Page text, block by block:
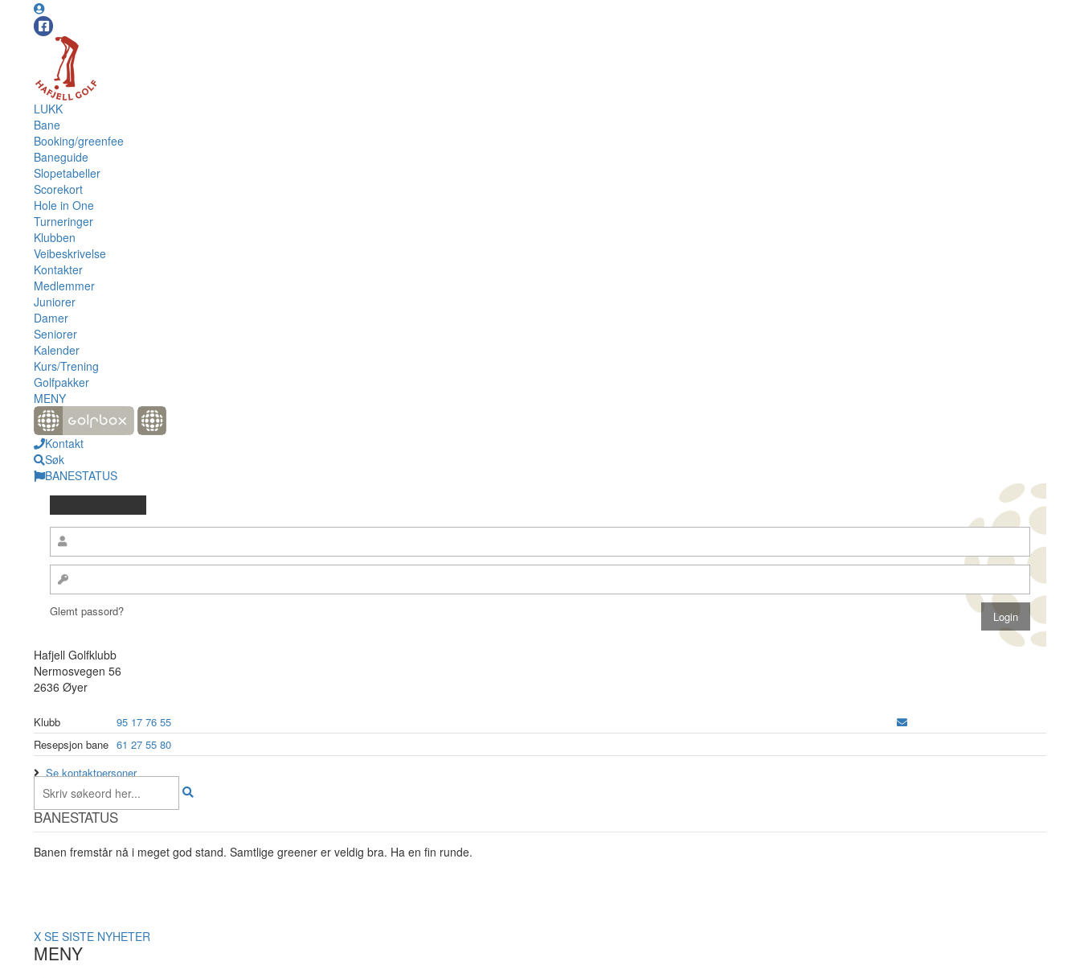
LUKK
Bane
Booking/greenfee
Baneguide
Slopetabeller
Scorekort
Hole in One
Turneringer
Klubben
Veibeskrivelse
Kontakter
Medlemmer
Juniorer
Damer
Seniorer
Kalender
Kurs/Trening
Golfpakker
MENY
Kontakt
Søk
BANESTATUS
Glemt passord?
Hafjell Golfklubb
Nermosvegen 56
2636 Øyer
Klubb
95 17 76 55
Resepsjon bane 61 27 55 80
Se kontaktpersoner
BANESTATUS
Banen fremstår nå i meget god stand. Samtlige greener er veldig bra. Ha en fin runde.
X SE SISTE NYHETER
MENY